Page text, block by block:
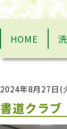
HOME
2024年8月27日(
書道クラ